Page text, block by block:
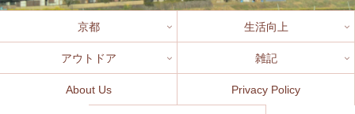
京都 生活向上
アウトドア 雑記
About Us Privacy Policy